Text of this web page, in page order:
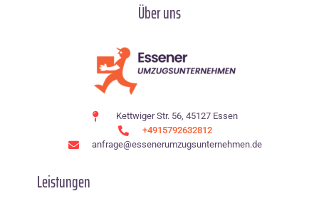
Über uns
Kettwiger Str. 56, 45127 Essen
+4915792632812
anfrage@essenerumzugsunternehmen.de
Leistungen